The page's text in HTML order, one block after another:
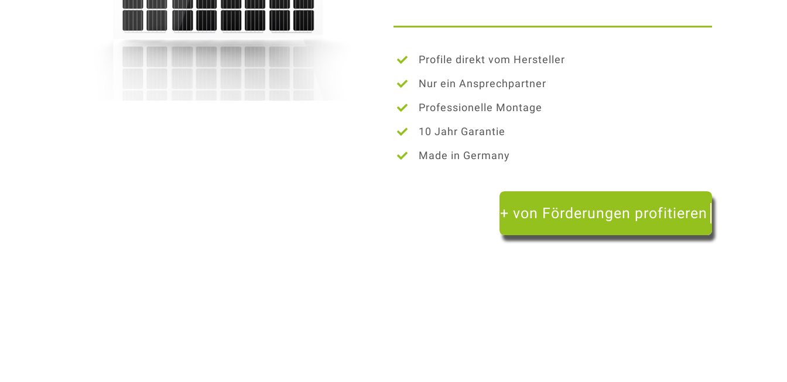
Profile direkt vom Hersteller
Nur ein Ansprechpartner
Professionelle Montage
10 Jahr Garantie
Made in Germany